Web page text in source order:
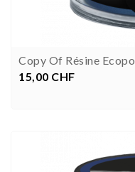
Copy Of Résine
Preis
15,00 CHF